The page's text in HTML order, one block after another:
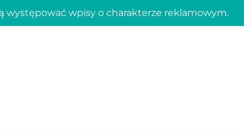
występować wpisy o charakterze reklamowym.